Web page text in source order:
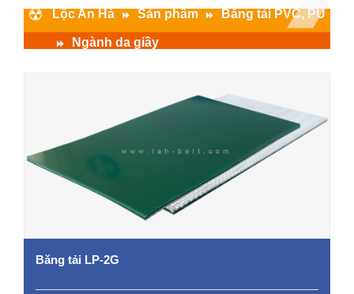
Lộc An Hà Sản phẩm Băng tải PVC, PU
Ngành da giầy
Băng tải LP-2G